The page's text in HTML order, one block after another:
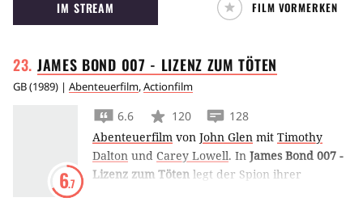
IM STREAM FILM VORMERKEN
JAMES BOND 007 - LIZENZ ZUMTÖTEN
GB(1989) | Abenteuerfilm,Actionfilm
6.7
6.6 120
128
Abenteuerfilm von John Glen mit Timothy
Dalton und Carey Lowell. In James Bond 007 -
Lizenz zum Töten legt der Spion ihrer